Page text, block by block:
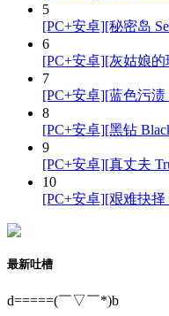
5
[PC+安卓][秘密岛
6
[PC+安卓][灰姑娘的
7
[PC+安卓][蓝色污渍
8
[PC+安卓][黑钻
9
[PC+安卓][真丈夫
10
[PC+安卓][艰难抉择
最新吐槽
d=====(￣▽￣*)b